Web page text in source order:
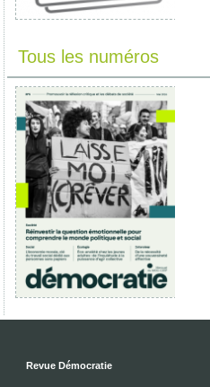
Tous les numéros
Revue Démocratie